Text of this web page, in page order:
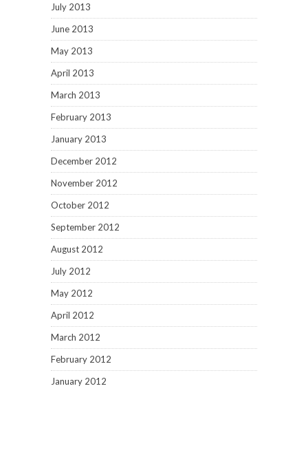
July 2013
June 2013
May 2013
April 2013
March 2013
February 2013
January 2013
December 2012
November 2012
October 2012
September 2012
August 2012
July 2012
May 2012
April 2012
March 2012
February 2012
January 2012